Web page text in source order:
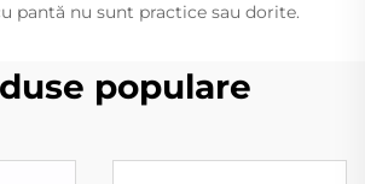
pantă nu sunt practice sau dorite.
populare